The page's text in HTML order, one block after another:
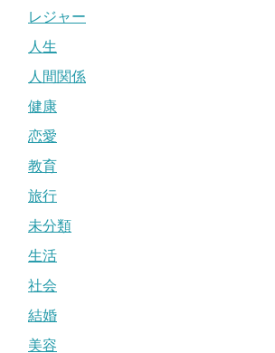
レジャー
人生
人間関係
健康
恋愛
教育
旅行
未分類
生活
社会
結婚
美容